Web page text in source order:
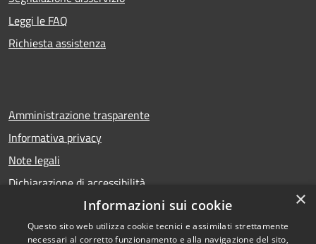
Leggi le FAQ
Richiesta assistenza
Amministrazione trasparente
Informativa privacy
Note legali
Dichiarazione di accessibilità
×
Informazioni sui cookie
Questo sito web utilizza cookie tecnici e assimilati strettamente
necessari al corretto funzionamento e alla navigazione del sito,